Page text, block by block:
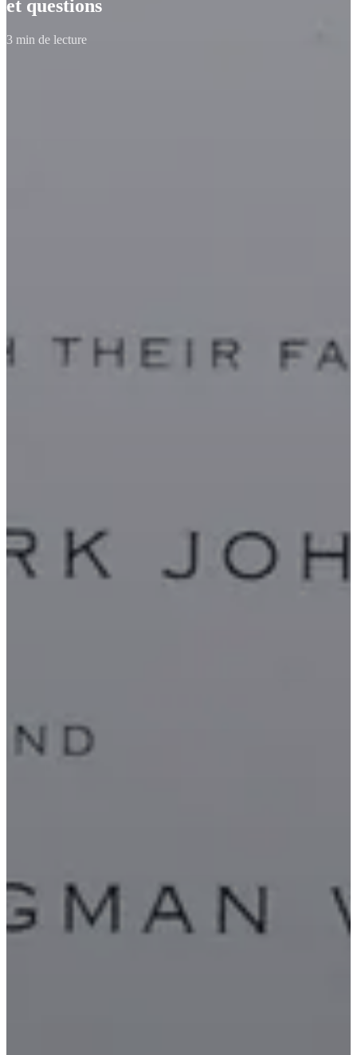
et questions
3 min de lecture